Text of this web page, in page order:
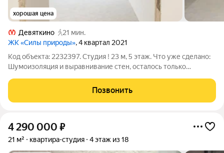
хорошая цена
Девяткино
21 мин.
ЖК «Силы природы», 4 квартал 2021
Код объекта: 2232397. Студия ! 23 м, 5 этаж. Что уже сделано:
Шумоизоляция и выравнивание стен, осталось только
новая разводка, по фото видно; В сан узле установлена
инсталляция и сделаны работы
Позвонить
4 290 000 ₽
21 м² квартира-студия 4 этаж из 18